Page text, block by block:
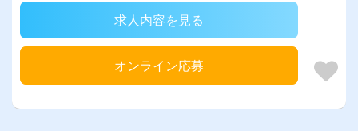
求人内容を見る
オンライン応募